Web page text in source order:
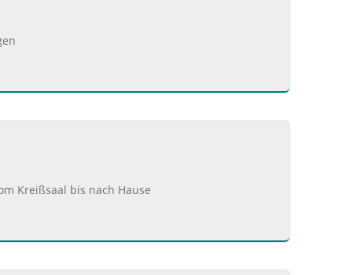
Kreißsaal bis nach Hause